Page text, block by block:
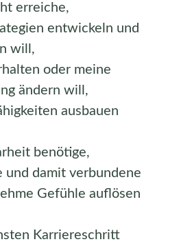
erreiche,
entwickeln und
will,
oder meine
ändern will,
ausbauen
benötige,
und damit verbundene
Gefühle auflösen
Karriereschritt